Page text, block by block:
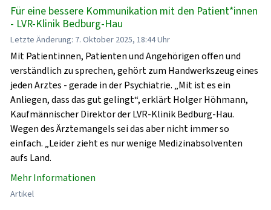
Für eine bessere Kommunikation mit den Patient*innen
- LVR-Klinik Bedburg-Hau
Letzte Änderung: 7. Oktober 2025, 18:44 Uhr
Mit Patientinnen, Patienten und Angehörigen offen und
verständlich zu sprechen, gehört zum Handwerkszeug eines
jeden Arztes - gerade in der Psychiatrie. „Mit ist es ein
Anliegen, dass das gut gelingt“, erklärt Holger Höhmann,
Kaufmännischer Direktor der LVR-Klinik Bedburg-Hau.
Wegen des Ärztemangels sei das aber nicht immer so
einfach. „Leider zieht es nur wenige Medizinabsolventen
aufs Land.
Mehr Informationen
Artikel